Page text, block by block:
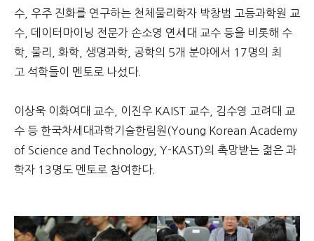
수, 우주 진화를 연구하는 천체물리학자 박창범 고등과학원 교
수, 데이터마이닝 전문가 손소영 연세대 교수 등을 비롯해 수
학, 물리, 화학, 생명과학, 공학의 5개 분야에서 17명의 최
고 석학들이 멘토로 나섰다.
이상욱 이화여대 교수, 이진우 KAIST 교수, 김수영 고려대 교
수 등 한국차세대과학기술한림원(Young Korean Academy
of Science and Technology, Y-KAST)의 촉망받는 젊은 과
학자 13명도 멘토로 참여한다.